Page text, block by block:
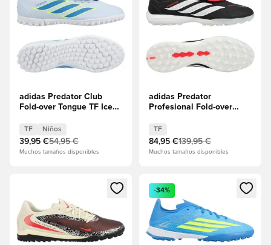
adidas Predator Club
Fold-over Tongue TF Ice
Sky/Ray Blue/Amarillo
solar Niños
TF Niños
39,95 €54,95 €
Muchos tamaños disponibles
adidas Predator
Profesional Fold-over
- Core Black/Calzado
blanco/Rojo lúcido
TF
84,95 €139,95 €
Muchos tamaños disponibles
Abre un modal para iniciar sesión o registrarse como
Abre un modal para iniciar
-34%